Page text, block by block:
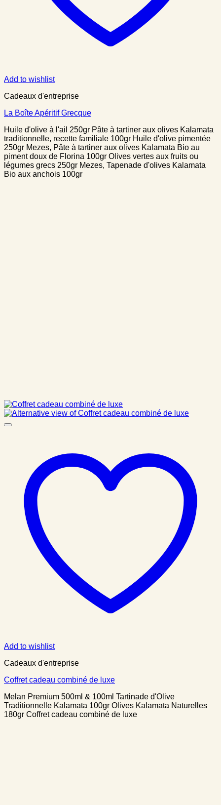
Add to wishlist
Cadeaux d'entreprise
La Boîte Apéritif Grecque
Huile d'olive à l'ail 250gr Pâte à tartiner aux olives Kalamata
traditionnelle, recette familiale 100gr Huile d'olive pimentée
250gr Mezes, Pâte à tartiner aux olives Kalamata Bio au
piment doux de Florina 100gr Olives vertes aux fruits ou
légumes grecs 250gr Mezes, Tapenade d'olives Kalamata
Bio aux anchois 100gr
Add to wishlist
Cadeaux d'entreprise
Coffret cadeau combiné de luxe
Melan Premium 500ml & 100ml Tartinade d'Olive
Traditionnelle Kalamata 100gr Olives Kalamata Naturelles
180gr Coffret cadeau combiné de luxe